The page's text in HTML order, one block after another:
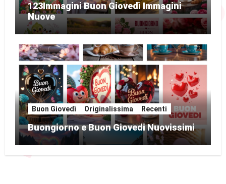
123Immagini Buon Giovedì Immagini
Nuove
Buon Giovedì Originalissima Recenti
Buongiorno e Buon Giovedi Nuovissimi